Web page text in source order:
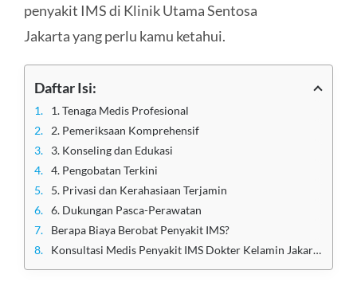
penyakit IMS di Klinik Utama Sentosa
Jakarta yang perlu kamu ketahui.
Daftar Isi:
1. Tenaga Medis Profesional
2. Pemeriksaan Komprehensif
3. Konseling dan Edukasi
4. Pengobatan Terkini
5. Privasi dan Kerahasiaan Terjamin
6. Dukungan Pasca-Perawatan
Berapa Biaya Berobat Penyakit IMS?
Konsultasi Medis Penyakit IMS Dokter Kelamin Jakarta Gratis di Sini!